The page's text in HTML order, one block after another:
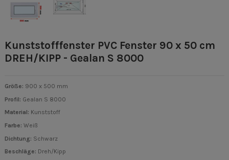
Kunststofffenster PVC Fenster 90 x 50 cm
DREH/KIPP - Gealan S 8000
Größe: 900 x 500 mm
Profil: Gealan S 8000
Material: Kunststoff
Farbe: Weiß
Dichtung: Schwarz
Beschläge: Dreh/Kipp